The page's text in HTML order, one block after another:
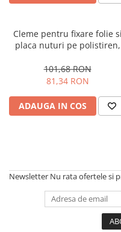
Cleme pentru fixare folie si
placa nuturi pe polistiren,
101,68 RON
81,34 RON
ADAUGA IN COS
Newsletter Nu rata ofertele si